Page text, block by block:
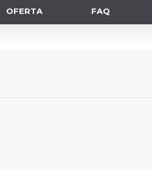
OFERTA FAQ